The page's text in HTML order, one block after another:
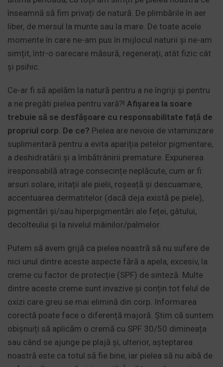
înseamnă să fim privați de natură. De plimbările în aer
liber, de mersul la munte sau la mare. De toate acele
momente în care ne-am pus în mijlocul naturii și ne-am
simțit, într-o oarecare măsură, regenerați, atât fizic cât
și psihic.
Ce-ar fi să apelăm la natură pentru a ne îngriji și pentru
a ne pregăti pielea pentru vară?! Afișarea la soare
trebuie să se desfășoare cu responsabilitate față de
propriul corp. De ce? Pielea are nevoie de vitaminizare
suplimentară pentru a evita apariția petelor pigmentare,
a deshidratării și a îmbătrânirii premature. Expunerea
iresponsabilă atrage consecințe neplăcute, cum ar fi:
arsuri solare, iritații ale pielii, roșeață și descuamare,
accentuarea dermatitelor (dacă deja există pe piele),
pigmentări și/sau hiperpigmentări ale feței, gâtului,
decolteului și la nivelul mâinilor/palmelor.
Putem să avem grijă ca pielea noastră să nu sufere de
nici unul dintre aceste aspecte fără a apela, excesiv, la
creme cu factor de protecție (SPF) de sinteză. Multe
dintre aceste creme sunt invazive și conțin tot felul de
oxizi care greu se mai elimină din corp. Informarea
corectă poate face o diferență majoră. Știm că suntem
obișnuiți să aplicăm o cremă cu SPF 30/50 dimineața
sau când se ajunge pe plajă și, ulterior, așteptarea
noastră este ca totul să fie bine, iar pielea să nu aibă de